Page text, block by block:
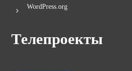
WordPress.org
Телепроекты